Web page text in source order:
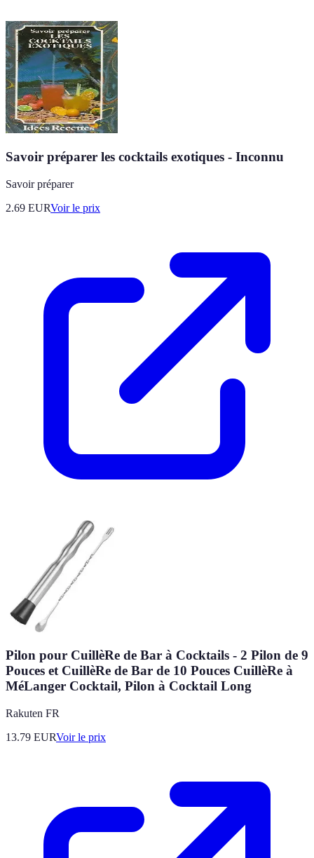
Savoir préparer les cocktails exotiques - Inconnu
Savoir préparer
2.69 EURVoir le prix
Pilon pour CuillèRe de Bar à Cocktails - 2 Pilon de 9
Pouces et CuillèRe de Bar de 10 Pouces CuillèRe à
MéLanger Cocktail, Pilon à Cocktail Long
Rakuten FR
13.79 EURVoir le prix